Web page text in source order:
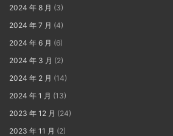
2024 年 8 月 (3)
2024 年 7 月 (4)
2024 年 6 月 (6)
2024 年 3 月 (2)
2024 年 2 月 (14)
2024 年 1 月 (13)
2023 年 12 月 (24)
2023 年 11 月 (2)